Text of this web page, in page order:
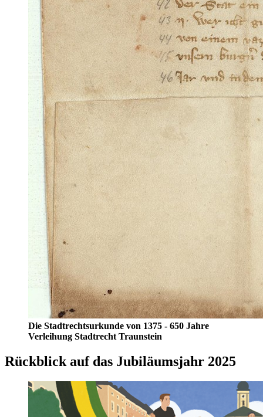
Die Stadtrechtsurkunde von 1375 - 650 Jahre
Verleihung Stadtrecht Traunstein
Rückblick auf das Jubiläumsjahr 2025